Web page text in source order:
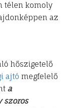
télen komoly
az
hőszigetelő
ajtó megfelelő
a
szoros